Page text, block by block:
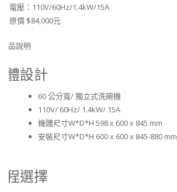
電壓：110V/60Hz/1.4kW/15A
原價 $84,000元
產品說明
體設計
60 公分寬/ 獨立式洗碗機
110V/ 60Hz/ 1.4kW/ 15A
機體尺寸W*D*H 598 x 600 x 845 mm
安裝尺寸W*D*H 600 x 600 x 845-880 mm
程選擇